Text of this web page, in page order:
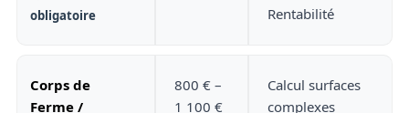
obligatoire
Rentabilité
Corps de
Ferme /
800 € –
1 100 €
Calcul surfaces
complexes